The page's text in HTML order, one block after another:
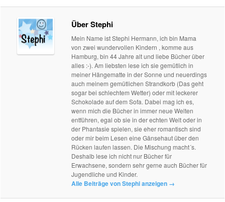
Über Stephi
Mein Name ist Stephi Hermann, ich bin Mama
von zwei wundervollen Kindern , komme aus
Hamburg, bin 44 Jahre alt und liebe Bücher über
alles :-). Am liebsten lese ich sie gemütlich in
meiner Hängematte in der Sonne und neuerdings
auch meinem gemütlichen Strandkorb (Das geht
sogar bei schlechtem Wetter) oder mit leckerer
Schokolade auf dem Sofa. Dabei mag ich es,
wenn mich die Bücher in immer neue Welten
entführen, egal ob sie in der echten Welt oder in
der Phantasie spielen, sie eher romantisch sind
oder mir beim Lesen eine Gänsehaut über den
Rücken laufen lassen. Die Mischung macht´s.
Deshalb lese ich nicht nur Bücher für
Erwachsene, sondern sehr gerne auch Bücher für
Jugendliche und Kinder.
Alle Beiträge von Stephi anzeigen →